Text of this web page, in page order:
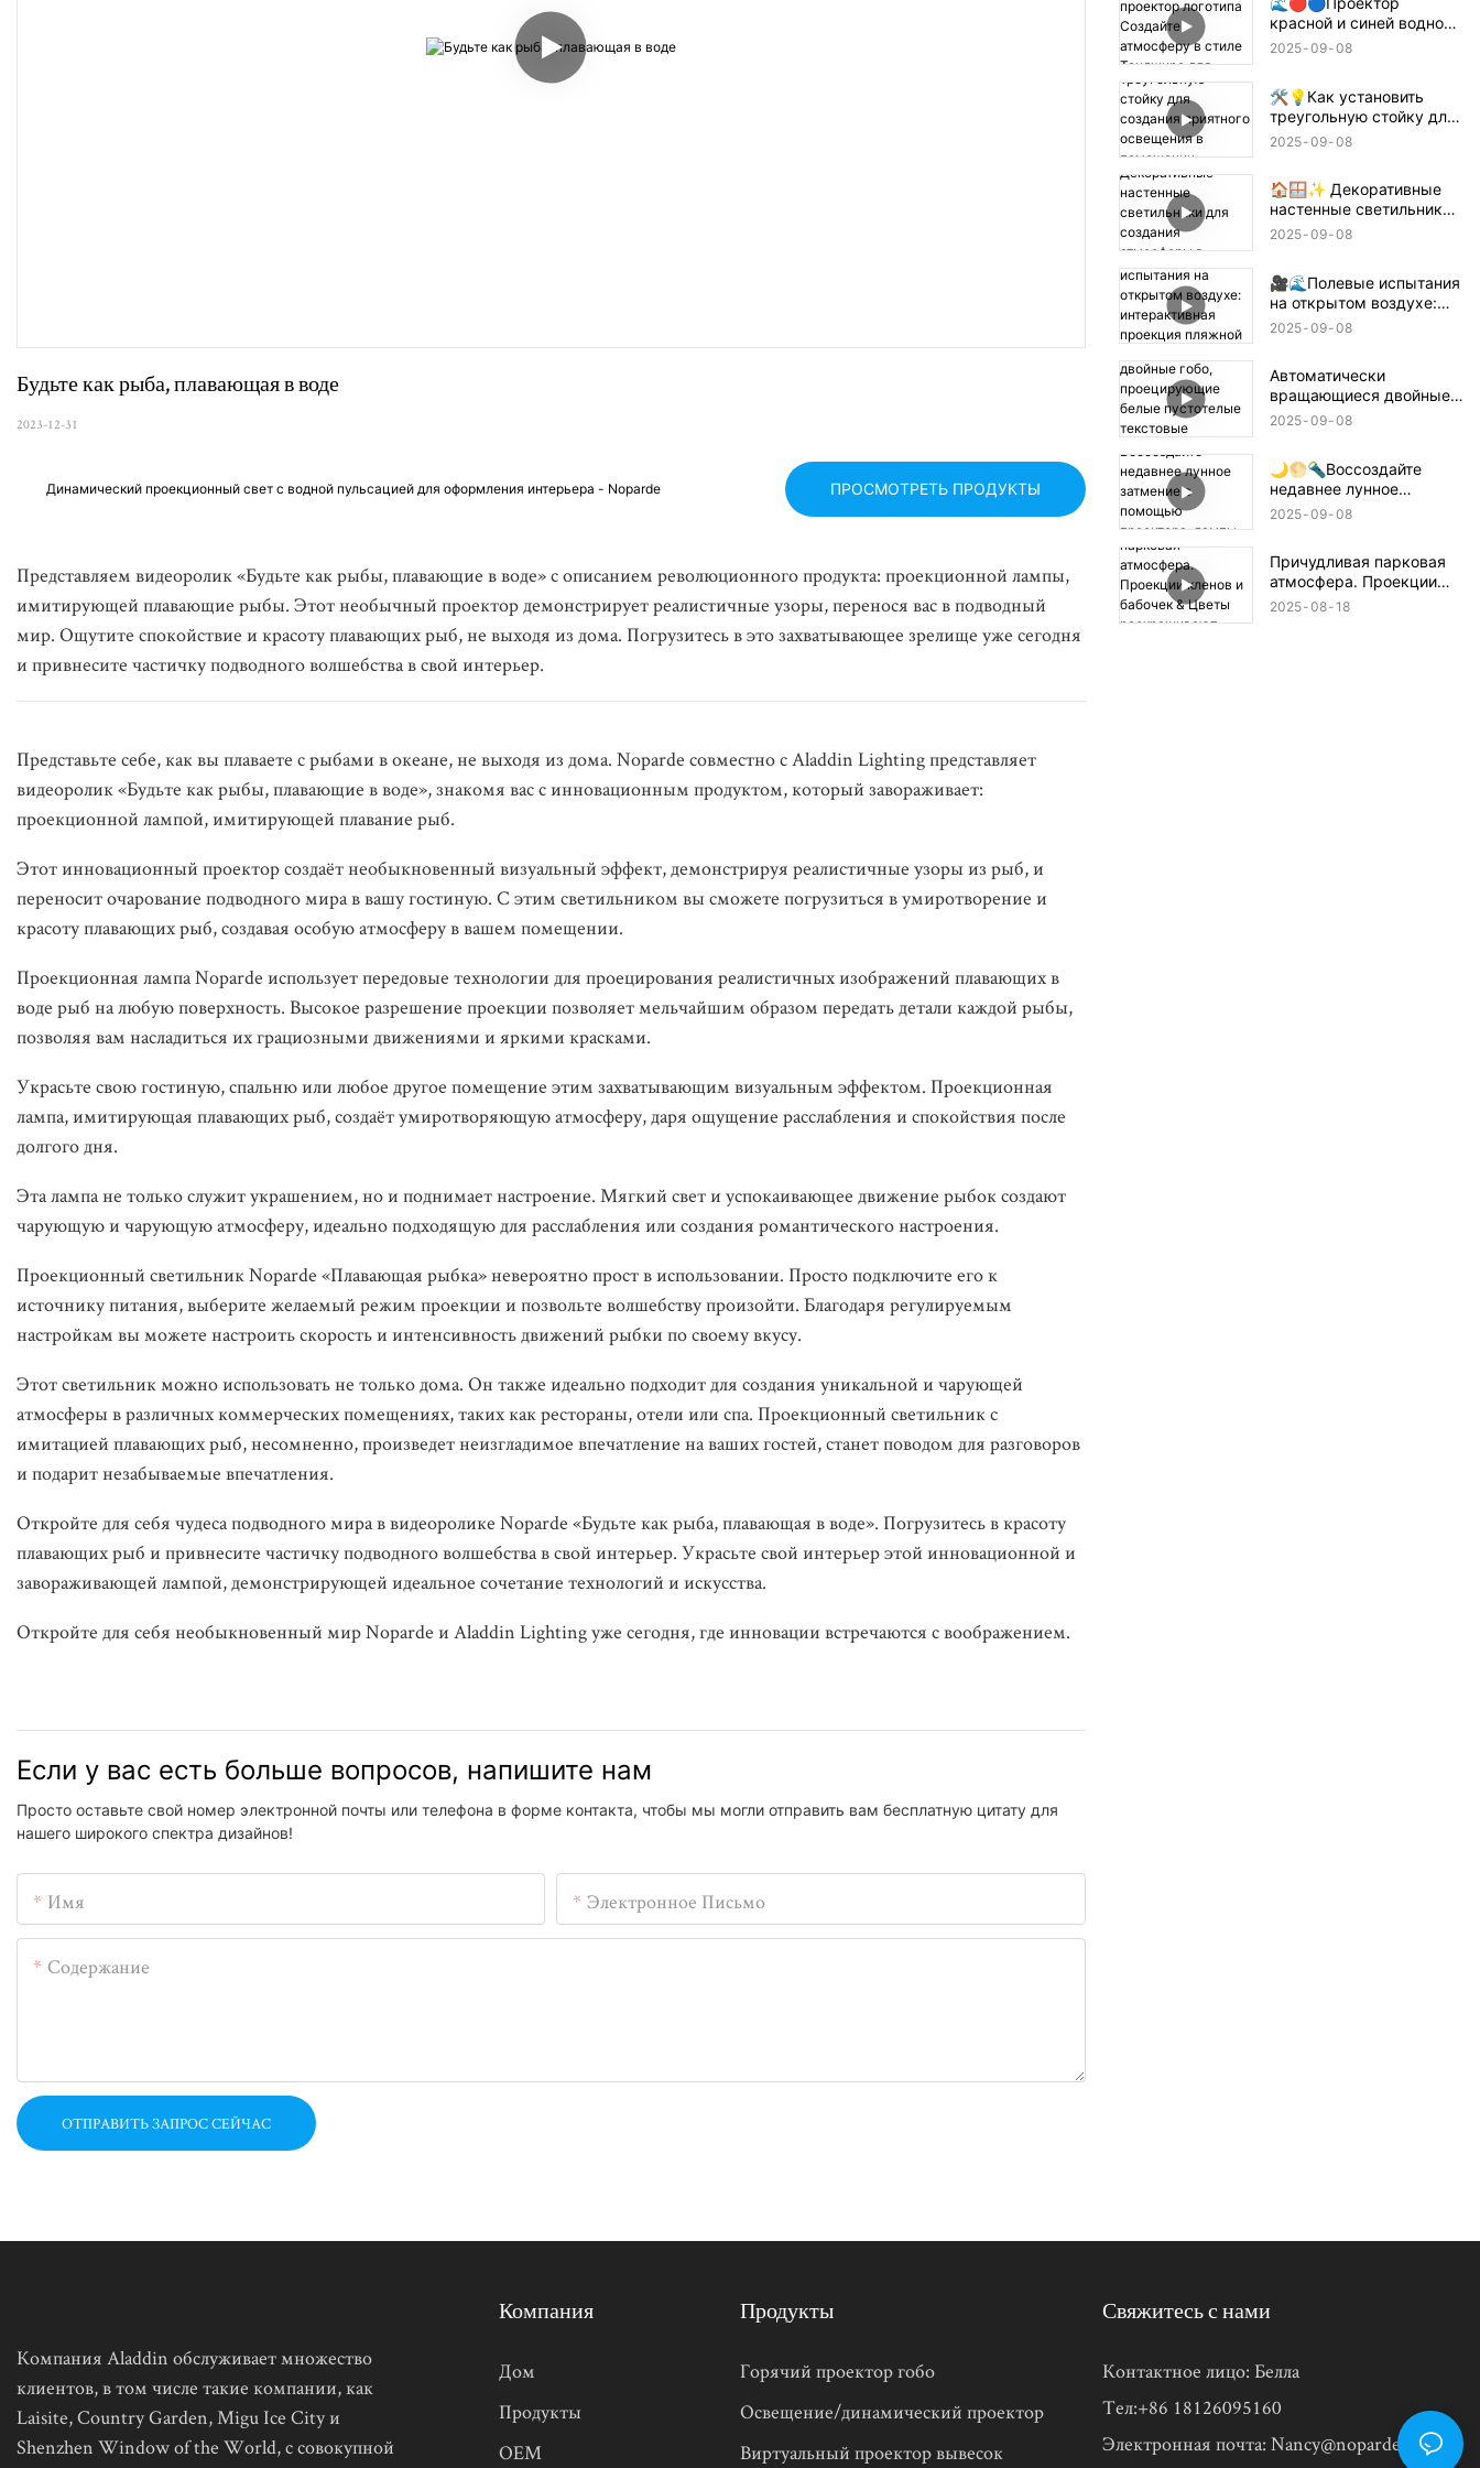
Будьте как рыба, плавающая в воде
2023-12-31
Динамический проекционный свет с водной пульсацией для оформления интерьера - Noparde ПРОСМОТРЕТЬ ПРОДУКТЫ
Представляем видеоролик «Будьте как рыбы, плавающие в воде» с описанием революционного продукта: проекционной лампы,
имитирующей плавающие рыбы. Этот необычный проектор демонстрирует реалистичные узоры, перенося вас в подводный
мир. Ощутите спокойствие и красоту плавающих рыб, не выходя из дома. Погрузитесь в это захватывающее зрелище уже сегодня
и привнесите частичку подводного волшебства в свой интерьер.
Представьте себе, как вы плаваете с рыбами в океане, не выходя из дома. Noparde совместно с Aladdin Lighting представляет
видеоролик «Будьте как рыбы, плавающие в воде», знакомя вас с инновационным продуктом, который завораживает:
проекционной лампой, имитирующей плавание рыб.
Этот инновационный проектор создаёт необыкновенный визуальный эффект, демонстрируя реалистичные узоры из рыб, и
переносит очарование подводного мира в вашу гостиную. С этим светильником вы сможете погрузиться в умиротворение и
красоту плавающих рыб, создавая особую атмосферу в вашем помещении.
Проекционная лампа Noparde использует передовые технологии для проецирования реалистичных изображений плавающих в
воде рыб на любую поверхность. Высокое разрешение проекции позволяет мельчайшим образом передать детали каждой рыбы,
позволяя вам насладиться их грациозными движениями и яркими красками.
Украсьте свою гостиную, спальню или любое другое помещение этим захватывающим визуальным эффектом. Проекционная
лампа, имитирующая плавающих рыб, создаёт умиротворяющую атмосферу, даря ощущение расслабления и спокойствия после
долгого дня.
Эта лампа не только служит украшением, но и поднимает настроение. Мягкий свет и успокаивающее движение рыбок создают
чарующую и чарующую атмосферу, идеально подходящую для расслабления или создания романтического настроения.
Проекционный светильник Noparde «Плавающая рыбка» невероятно прост в использовании. Просто подключите его к
источнику питания, выберите желаемый режим проекции и позвольте волшебству произойти. Благодаря регулируемым
настройкам вы можете настроить скорость и интенсивность движений рыбки по своему вкусу.
Этот светильник можно использовать не только дома. Он также идеально подходит для создания уникальной и чарующей
атмосферы в различных коммерческих помещениях, таких как рестораны, отели или спа. Проекционный светильник с
имитацией плавающих рыб, несомненно, произведет неизгладимое впечатление на ваших гостей, станет поводом для разговоров
и подарит незабываемые впечатления.
Откройте для себя чудеса подводного мира в видеоролике Noparde «Будьте как рыба, плавающая в воде». Погрузитесь в красоту
плавающих рыб и привнесите частичку подводного волшебства в свой интерьер. Украсьте свой интерьер этой инновационной и
завораживающей лампой, демонстрирующей идеальное сочетание технологий и искусства.
Откройте для себя необыкновенный мир Noparde и Aladdin Lighting уже сегодня, где инновации встречаются с воображением.
Если у вас есть больше вопросов, напишите нам
Просто оставьте свой номер электронной почты или телефона в форме контакта, чтобы мы могли отправить вам бесплатную цитату для
нашего широкого спектра дизайнов!
Имя Электронное Письмо
Содержание
ОТПРАВИТЬ ЗАПРОС СЕЙЧАС
красной и синей водной
ряби + проектор
Танджиро для
истребителя демонов! 鬼
滅の刃
2025 09 08
🛠️💡Как установить
треугольную стойку для
создания приятного
📝🏠
2025 09 08
🏠🪟✨ Декоративные
настенные светильники
для создания атмосферы
2025 09 08
🎥🌊Полевые испытания
на открытом воздухе:
интерактивная проекция
2025 09 08
Автоматически
вращающиеся двойные
гобо, проецирующие
🌟🔄✨
2025 09 08
🌙🌕🔦Воссоздайте
недавнее лунное
затмение с помощью
2025 09 08
Причудливая парковая
атмосфера. Проекции
кленов и бабочек &
2025 08 18
Компания Aladdin обслуживает множество
клиентов, в том числе такие компании, как
Laisite, Country Garden, Migu Ice City и
Shenzhen Window of the World, с совокупной
Компания
Дом
Продукты
OEM
Продукты
Горячий проектор гобо
Освещение/динамический проектор
Виртуальный проектор вывесок
Свяжитесь с нами
Контактное лицо: Белла
Тел:+86 18126095160
Электронная почта: Nancy@noparde.com